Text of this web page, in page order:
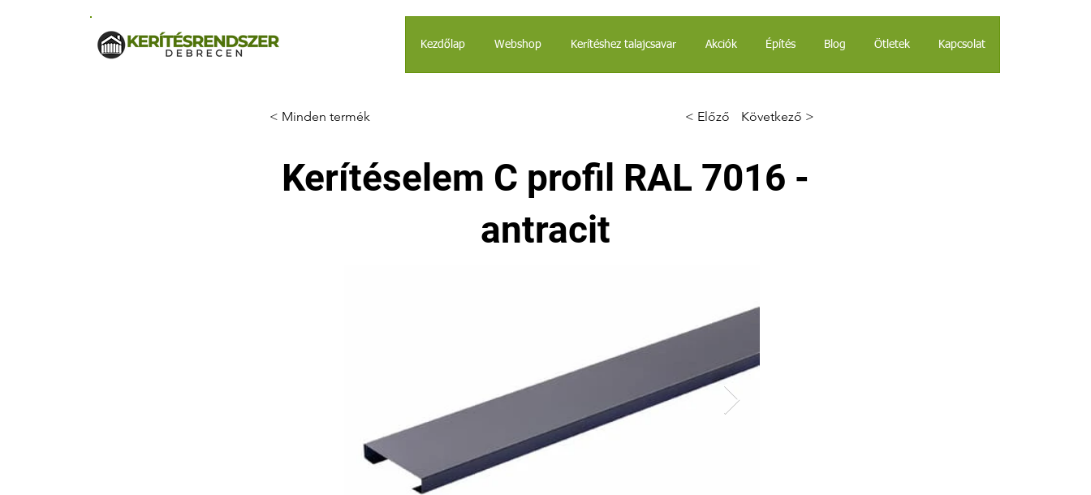
Kezdőlap Webshop Kerítéshez talajcsavar Akciók Építés Blog Ötletek Kapcsolat
< Minden termék < Előző Következő >
Kerítéselem C profil RAL 7016 -
antracit